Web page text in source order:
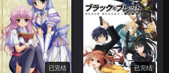
已完结 已完结